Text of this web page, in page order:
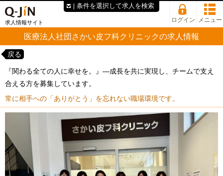
求人情報サイト ログイン メニュー
医療法人社団さかい皮フ科クリニックの求人情報
戻る
『関わる全ての人に幸せを。』―成長を共に実現し、チームで支え
合える方を募集しています。
常に相手への「ありがとう」を忘れない職場環境です。
条件を選択して求人を検索